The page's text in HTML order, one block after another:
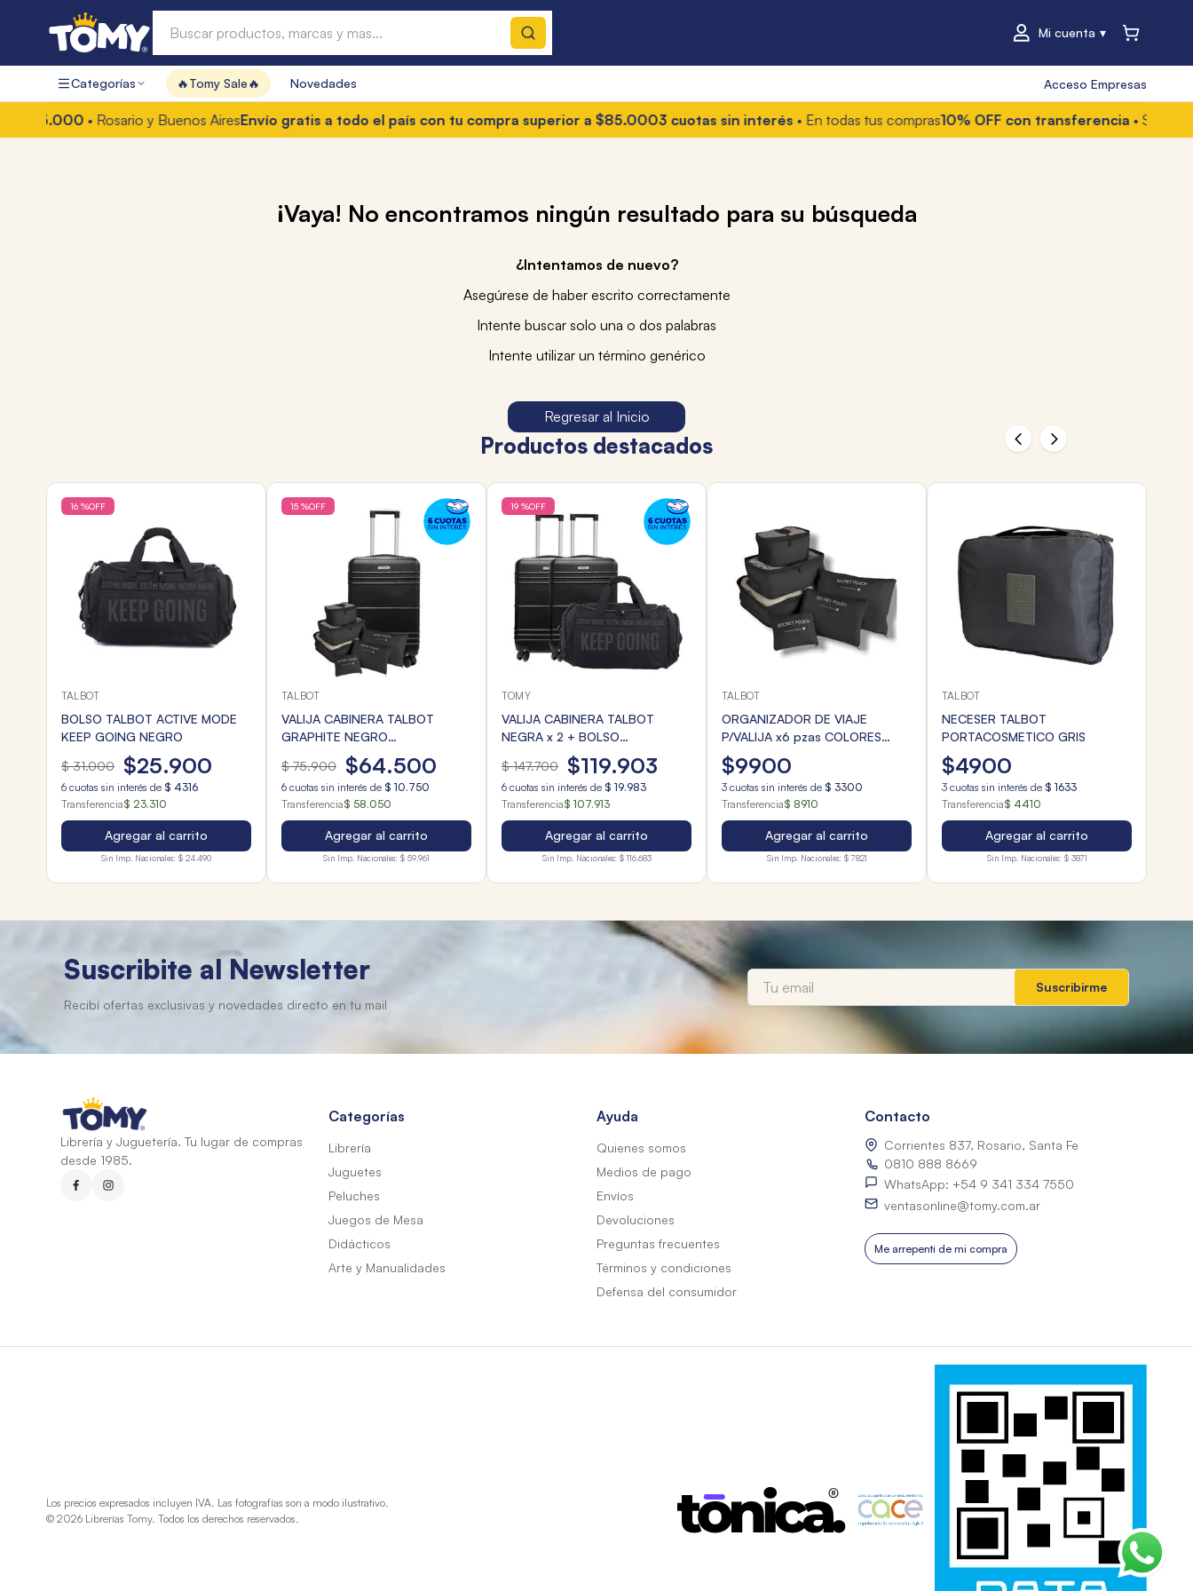
Mi cuenta
Categorías 🔥Tomy Sale🔥 Novedades Acceso Empresas
• Rosario y Buenos AiresEnvío gratis a todo el país con tu compra superior a $85.0003 cuotas sin interés• En todas tus compras10% OFF con transferencia• Solo online
¡Vaya! No encontramos ningún resultado para su búsqueda
¿Intentamos de nuevo?
Asegúrese de haber escrito correctamente
Intente buscar solo una o dos palabras
Intente utilizar un término genérico
Regresar al Inicio
Productos destacados
16 %OFF
TALBOT
BOLSO TALBOT ACTIVE MODE
KEEP GOING NEGRO
$ 31.000 $25.900
6 cuotas sin interés de $ 4316
Transferencia$ 23.310
Agregar al carrito
Sin Imp. Nacionales: $ 24.490
15 %OFF
TALBOT
VALIJA CABINERA TALBOT
GRAPHITE NEGRO
20"+ORGANIZADOR VIAJE
$ 75.900 $64.500
6 cuotas sin interés de $ 10.750
Transferencia$ 58.050
Agregar al carrito
Sin Imp. Nacionales: $ 59.961
19 %OFF
TOMY
VALIJA CABINERA TALBOT
NEGRA x 2 + BOLSO
DEPORTIVO
$ 147.700 $119.903
6 cuotas sin interés de $ 19.983
Transferencia$ 107.913
Agregar al carrito
Sin Imp. Nacionales: $ 116.683
TALBOT
ORGANIZADOR DE VIAJE
P/VALIJA x6 pzas COLORES
SURTIDOS
$9900
3 cuotas sin interés de $ 3300
Transferencia$ 8910
Agregar al carrito
Sin Imp. Nacionales: $ 7821
TALBOT
NECESER TALBOT
PORTACOSMETICO GRIS
$4900
3 cuotas sin interés de $ 1633
Transferencia$ 4410
Agregar al carrito
Sin Imp. Nacionales: $ 3871
Suscribite al Newsletter
Suscribirme
Librería y Juguetería. Tu lugar de compras
desde 1985.
Categorías
Librería
Juguetes
Peluches
Juegos de Mesa
Didácticos
Arte y Manualidades
Ayuda
Quienes somos
Medios de pago
Envíos
Devoluciones
Preguntas frecuentes
Términos y condiciones
Defensa del consumidor
Contacto
Corrientes 837, Rosario, Santa Fe
0810 888 8669
WhatsApp: +54 9 341 334 7550
ventasonline@tomy.com.ar
Me arrepentí de mi compra
Los precios expresados incluyen IVA. Las fotografías son a modo ilustrativo.
© 2026 Librerías Tomy. Todos los derechos reservados.
Términos más buscados
1.
hot wheels